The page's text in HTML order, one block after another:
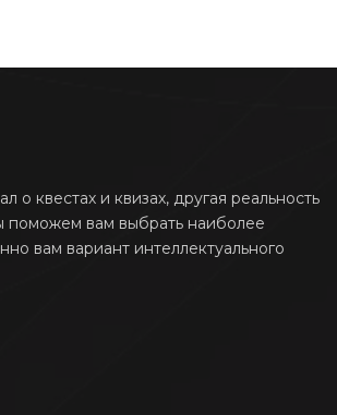
о квестах и квизах, другая реальность
вам выбрать наиболее
вам вариант интеллектуального